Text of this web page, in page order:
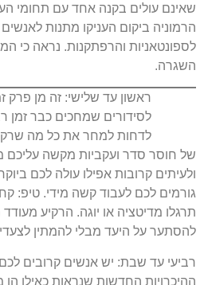
שאינם עולים בקנה אחד עם תחומי
הרמוניה ביקום העניקו מתנות
לספונטאניות והרפתקנות. נראה כי
השגרה.
ראשון עד שלישי: זה מן פרק
לסידורים שמחכים כבר זמן
לדחות למחר את כל מה שרק
של חוסר סדר ועקביות מקשה עליכם
ולעיתים קרובות אפילו עולה לכם
גורמים לכם לעבוד קשה מידי. טיפ:
תרגלו מדיטציה או יוגה. הרקיע
להסתער על היעד מבלי להמתין
רביעי עד שבת: יש אנשים קרובים
ההיכרויות החדשות שנראות כאילו